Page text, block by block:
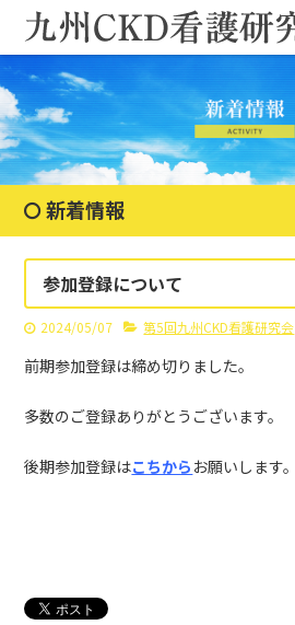
新着情報
参加登録について
2024/05/07 第5回九州CKD看護研究会
前期参加登録は締め切りました。
多数のご登録ありがとうございます。
後期参加登録はこちから お願いします。